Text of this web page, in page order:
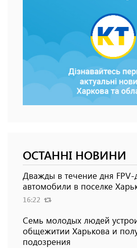
ОСТАННІ НОВИНИ
Дважды в течение дня
автомобили в поселке
16:22
Семь молодых людей
общежитии Харькова и
подозрения